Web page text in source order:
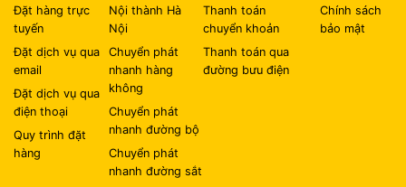
Đặt hàng trực
tuyến
Đặt dịch vụ qua
email
Đặt dịch vụ qua
điện thoại
Quy trình đặt
hàng
Nội thành Hà
Nội
Chuyển phát
nhanh hàng
không
Chuyển phát
nhanh đường bộ
Chuyển phát
nhanh đường sắt
Thanh toán
chuyển khoản
Thanh toán qua
đường bưu điện
Chính sách
bảo mật